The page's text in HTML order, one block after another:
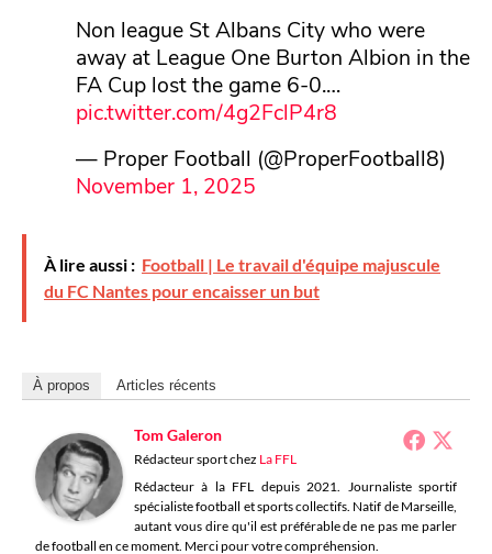
Non league St Albans City who were
away at League One Burton Albion in the
FA Cup lost the game 6-0.…
pic.twitter.com/4g2FclP4r8
— Proper Football (@ProperFootball8)
November 1, 2025
À lire aussi : Football | Le travail d'équipe majuscule
du FC Nantes pour encaisser un but
À propos Articles récents
Tom Galeron
Rédacteur sportchez La FFL
Rédacteur à la FFL depuis 2021. Journaliste sportif
spécialiste football et sports collectifs. Natif de Marseille,
autant vous dire qu'il est préférable de ne pas me parler
de football en ce moment. Merci pour votre compréhension.